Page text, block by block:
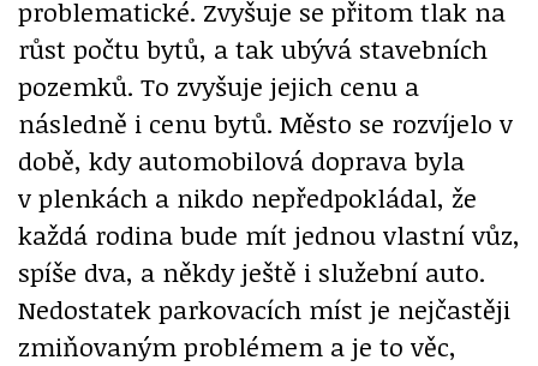
problematické. Zvyšuje se přitom tlak na
růst počtu bytů, a tak ubývá stavebních
pozemků. To zvyšuje jejich cenu a
následně i cenu bytů. Město se rozvíjelo v
době, kdy automobilová doprava byla
v plenkách a nikdo nepředpokládal, že
každá rodina bude mít jednou vlastní vůz,
spíše dva, a někdy ještě i služební auto.
Nedostatek parkovacích míst je nejčastěji
zmiňovaným problémem a je to věc,